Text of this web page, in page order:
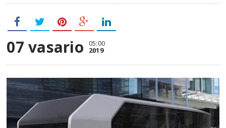
07 vasario 05:00
2019